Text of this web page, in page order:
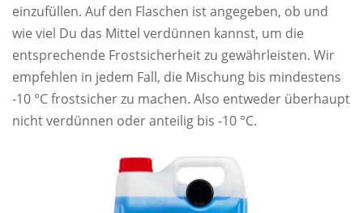
einzufüllen. Auf den Flaschen ist angegeben, ob und
wie viel Du das Mittel verdünnen kannst, um die
entsprechende Frostsicherheit zu gewährleisten. Wir
empfehlen in jedem Fall, die Mischung bis mindestens
-10 °C frostsicher zu machen. Also entweder überhaupt
nicht verdünnen oder anteilig bis -10 °C.